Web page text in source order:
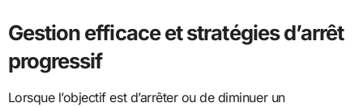
Gestion efficace et stratégies d’arrêt
progressif
Lorsque l’objectif est d’arrêter ou de diminuer un